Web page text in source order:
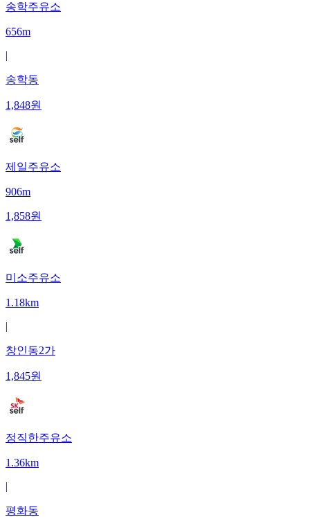
송학주유소
656m
|
송학동
1,848원
제일주유소
906m
1,858원
미소주유소
1.18km
|
창인동2가
1,845원
정직한주유소
1.36km
|
평화동